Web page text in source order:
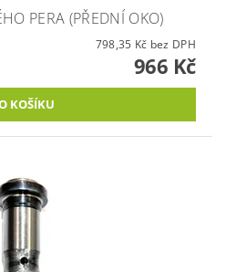
PERA (PŘEDNÍ OKO)
798,35 Kč bez DPH
966 Kč